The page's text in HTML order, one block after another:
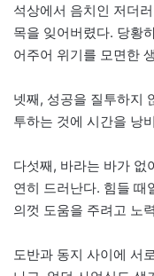
석상에서 음치인 저더
목을 잊어버렸다. 당황
어주어 위기를 모면한
넷째, 성공을 질투하지
투하는 것에 시간을 낭
다섯째, 바라는 바가 없
연히 드러난다. 힘들 때
의껏 도움을 주려고 노
도반과 동지 사이에 서